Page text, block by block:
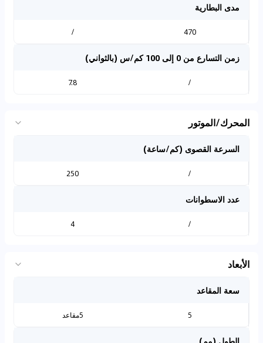
مدى البطارية
470
/
زمن التسارع من 0 إلى 100 كم/س (بالثواني)
/
7.8
المحرك/الموتور
السرعة القصوى (كم/ساعة)
/
250
عدد الاسطوانات
/
4
الأبعاد
سعة المقاعد
5 5مقاعد